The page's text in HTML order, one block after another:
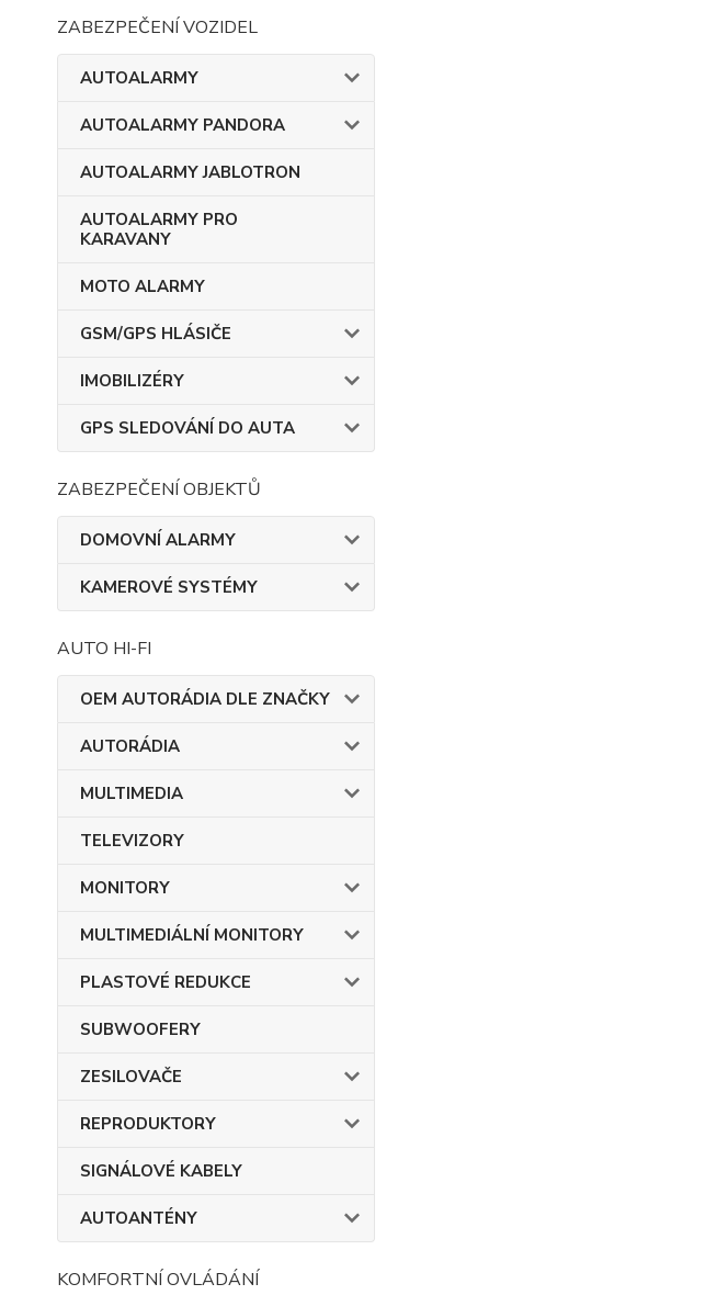
ZABEZPEČENÍ VOZIDEL
AUTOALARMY
AUTOALARMY PANDORA
AUTOALARMY JABLOTRON
AUTOALARMY PRO
KARAVANY
MOTO ALARMY
GSM/GPS HLÁSIČE
IMOBILIZÉRY
GPS SLEDOVÁNÍ DO AUTA
ZABEZPEČENÍ OBJEKTŮ
DOMOVNÍ ALARMY
KAMEROVÉ SYSTÉMY
AUTO HI-FI
OEM AUTORÁDIA DLE ZNAČKY
AUTORÁDIA
MULTIMEDIA
TELEVIZORY
MONITORY
MULTIMEDIÁLNÍ MONITORY
PLASTOVÉ REDUKCE
SUBWOOFERY
ZESILOVAČE
REPRODUKTORY
SIGNÁLOVÉ KABELY
AUTOANTÉNY
KOMFORTNÍ OVLÁDÁNÍ